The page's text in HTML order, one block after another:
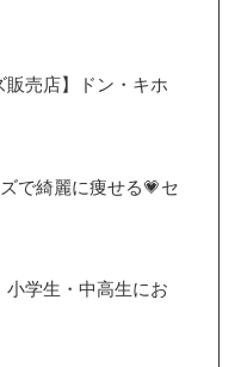
販売店】ドン・キホ
で綺麗に痩せる💗セ
小学生・中高生にお